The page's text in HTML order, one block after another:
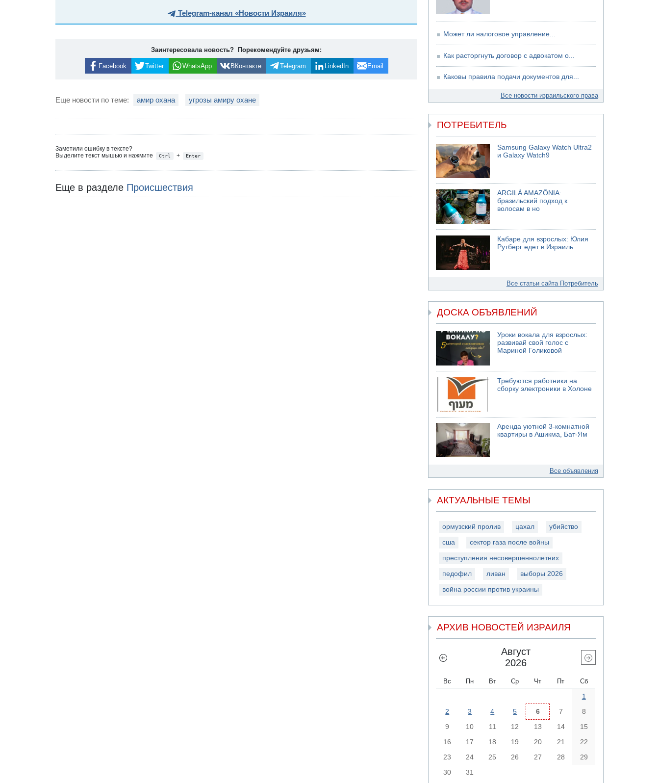
Telegram-канал «Новости Израиля»
Заинтересовала новость? Порекомендуйте друзьям:
Facebook Twitter WhatsApp ВКонтакте Telegram LinkedIn Email
Еще новости по теме: амир охана угрозы амиру охане
Заметили ошибку в тексте?
Выделите текст мышью и нажмите
Ctrl + Enter
Еще в разделе Происшествия
Может ли налоговое управление...
Как расторгнуть договор с адвокатом о...
Каковы правила подачи документов для...
Все новости израильского права
ПОТРЕБИТЕЛЬ
Samsung Galaxy Watch Ultra2
и Galaxy Watch9
ARGILÁ AMAZÔNIA:
бразильский подход к
волосам в но
Кабаре для взрослых: Юлия
Рутберг едет в Израиль
Все статьи сайта Потребитель
ДОСКА ОБЪЯВЛЕНИЙ
Уроки вокала для взрослых:
развивай свой голос с
Мариной Голиковой
Требуются работники на
сборку электроники в Холоне
Аренда уютной 3-комнатной
квартиры в Ашикма, Бат-Ям
Все объявления
АКТУАЛЬНЫЕ ТЕМЫ
ормузский пролив цахал убийство
сша сектор газа после войны
преступления несовершеннолетних
педофил ливан выборы 2026
война россии против украины
АРХИВ НОВОСТЕЙ ИЗРАИЛЯ
Август
2026
Вс Пн Вт Ср Чт Пт Сб
1
2
3 4 5 6 7
8
9
10 11 12 13 14
15
16
17 18 19 20 21
22
23
24 25 26 27 28
29
30
31